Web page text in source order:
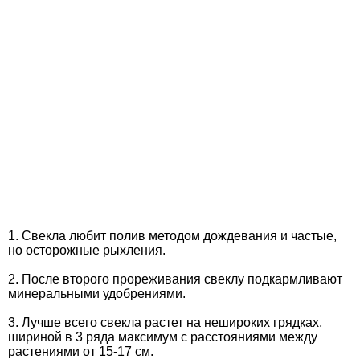
1. Свекла любит полив методом дождевания и частые,
но осторожные рыхления.
2. После второго прореживания свеклу подкармливают
минеральными удобрениями.
3. Лучше всего свекла растет на нешироких грядках,
шириной в 3 ряда максимум с расстояниями между
растениями от 15-17 см.